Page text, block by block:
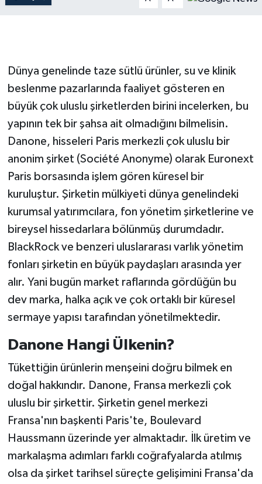
Dünya genelinde taze sütlü ürünler, su ve klinik
beslenme pazarlarında faaliyet gösteren en
büyük çok uluslu şirketlerden birini incelerken, bu
yapının tek bir şahsa ait olmadığını bilmelisin.
Danone, hisseleri Paris merkezli çok uluslu bir
anonim şirket (Société Anonyme) olarak Euronext
Paris borsasında işlem gören küresel bir
kuruluştur. Şirketin mülkiyeti dünya genelindeki
kurumsal yatırımcılara, fon yönetim şirketlerine ve
bireysel hissedarlara bölünmüş durumdadır.
BlackRock ve benzeri uluslararası varlık yönetim
fonları şirketin en büyük paydaşları arasında yer
alır. Yani bugün market raflarında gördüğün bu
dev marka, halka açık ve çok ortaklı bir küresel
sermaye yapısı tarafından yönetilmektedir.
Danone Hangi Ülkenin?
Tükettiğin ürünlerin menşeini doğru bilmek en
doğal hakkındır. Danone, Fransa merkezli çok
uluslu bir şirkettir. Şirketin genel merkezi
Fransa'nın başkenti Paris'te, Boulevard
Haussmann üzerinde yer almaktadır. İlk üretim ve
markalaşma adımları farklı coğrafyalarda atılmış
olsa da şirket tarihsel süreçte gelişimini Fransa'da